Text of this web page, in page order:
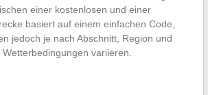
einer kostenlosen und einer
basiert auf einem einfachen Code,
jedoch je nach Abschnitt, Region und
variieren.